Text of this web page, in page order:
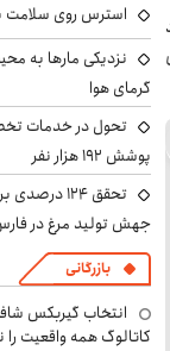
استرس روی سلامت
نزدیکی مارها به
گرمای هوا
تحول در خدمات
پوشش ۱۹۲ هزار نفر
تحقق ۱۲۴
جهش تولید مرغ در
بازرگانی
انتخاب گیربکس
کاتالوگ همه واقعیت را